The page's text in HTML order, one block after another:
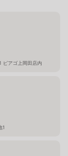
ピアゴ上岡田店内
1